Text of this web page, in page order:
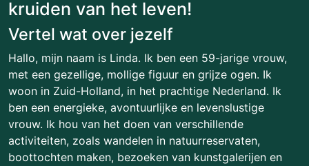
kruiden van het leven!
Vertel wat over jezelf
Hallo, mijn naam is Linda. Ik ben een 59-jarige vrouw,
met een gezellige, mollige figuur en grijze ogen. Ik
woon in Zuid-Holland, in het prachtige Nederland. Ik
ben een energieke, avontuurlijke en levenslustige
vrouw. Ik hou van het doen van verschillende
activiteiten, zoals wandelen in natuurreservaten,
boottochten maken, bezoeken van kunstgalerijen en